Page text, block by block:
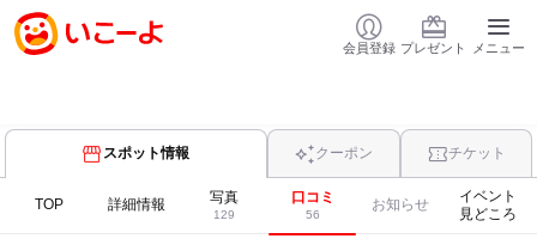
会員登録 プレゼント メニュー
スポット情報 クーポン チケット
TOP 詳細情報 写真
129
口コミ
56
お知らせ
イベント
見どころ